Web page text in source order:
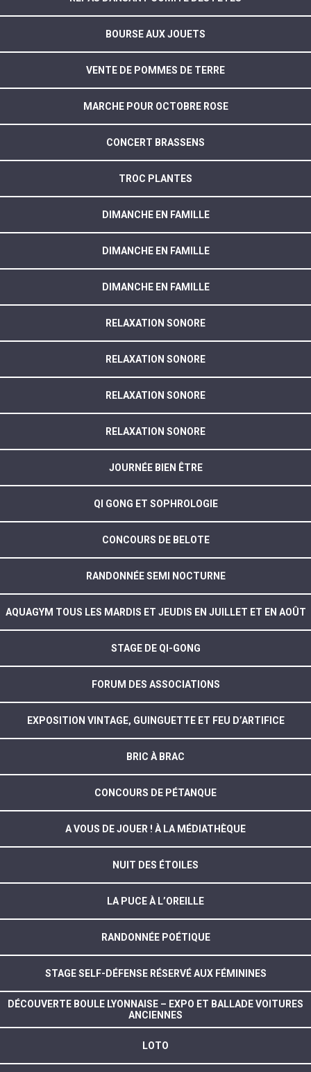
BOURSE AUX JOUETS
VENTE DE POMMES DE TERRE
MARCHE POUR OCTOBRE ROSE
CONCERT BRASSENS
TROC PLANTES
DIMANCHE EN FAMILLE
DIMANCHE EN FAMILLE
DIMANCHE EN FAMILLE
RELAXATION SONORE
RELAXATION SONORE
RELAXATION SONORE
RELAXATION SONORE
JOURNÉE BIEN ÊTRE
QI GONG ET SOPHROLOGIE
CONCOURS DE BELOTE
RANDONNÉE SEMI NOCTURNE
AQUAGYM TOUS LES MARDIS ET JEUDIS EN JUILLET ET EN AOÛT
STAGE DE QI-GONG
FORUM DES ASSOCIATIONS
EXPOSITION VINTAGE, GUINGUETTE ET FEU D’ARTIFICE
BRIC À BRAC
CONCOURS DE PÉTANQUE
A VOUS DE JOUER ! À LA MÉDIATHÈQUE
NUIT DES ÉTOILES
LA PUCE À L’OREILLE
RANDONNÉE POÉTIQUE
STAGE SELF-DÉFENSE RÉSERVÉ AUX FÉMININES
DÉCOUVERTE BOULE LYONNAISE – EXPO ET BALLADE VOITURES
ANCIENNES
LOTO